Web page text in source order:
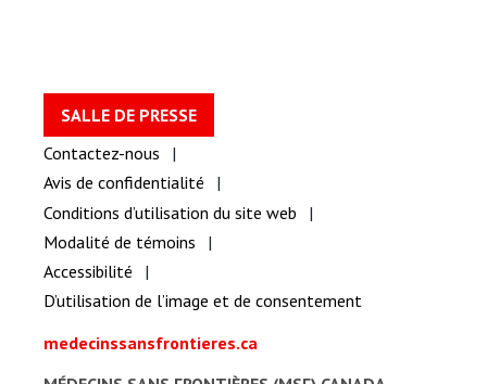
SALLE DE PRESSE
Contactez-nous
Avis de confidentialité
Conditions d’utilisation du site web
Modalité de témoins
Accessibilité
D’utilisation de l’image et de consentement
medecinssansfrontieres.ca